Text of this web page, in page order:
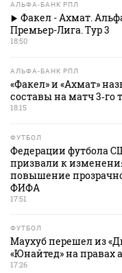
АЛЬФА-БАНК РПЛ
Факел - Ахмат.
Премьер-Лига. Тур 3
18:50
АЛЬФА-БАНК РПЛ
«Факел» и «Ахмат»
составы на матч 3‑го
18:15
ФУТБОЛ
Федерации футбола
призвали к
повышение
ФИФА
17:51
ФУТБОЛ
Маухуб перешел из
«Юнайтед» на правах
17:26